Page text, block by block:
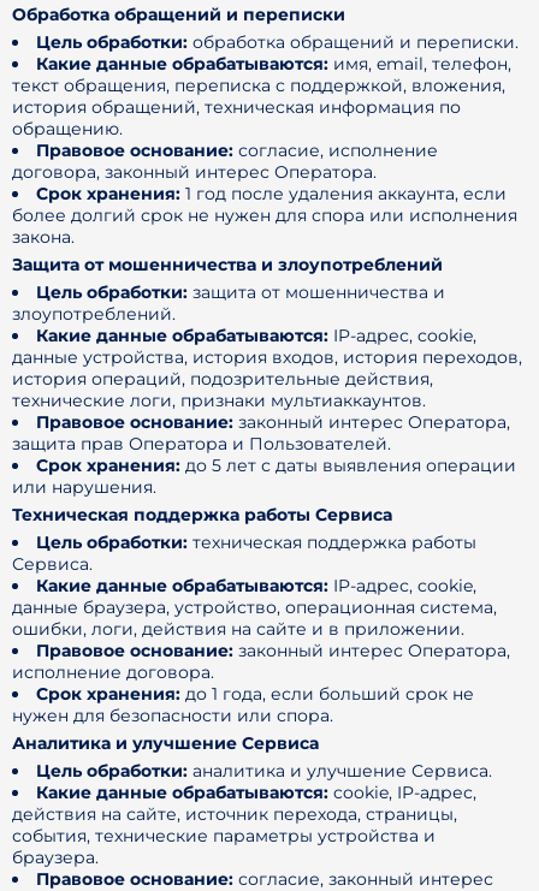
Обработка обращений и переписки
Цель обработки: обработка обращений и переписки.
Какие данные обрабатываются: имя, email, телефон,
текст обращения, переписка с поддержкой, вложения,
история обращений, техническая информация по
обращению.
Правовое основание: согласие, исполнение
договора, законный интерес Оператора.
Срок хранения: 1 год после удаления аккаунта, если
более долгий срок не нужен для спора или исполнения
закона.
Защита от мошенничества и злоупотреблений
Цель обработки: защита от мошенничества и
злоупотреблений.
Какие данные обрабатываются: IP-адрес, cookie,
данные устройства, история входов, история переходов,
история операций, подозрительные действия,
технические логи, признаки мультиаккаунтов.
Правовое основание: законный интерес Оператора,
защита прав Оператора и Пользователей.
Срок хранения: до 5 лет с даты выявления операции
или нарушения.
Техническая поддержка работы Сервиса
Цель обработки: техническая поддержка работы
Сервиса.
Какие данные обрабатываются: IP-адрес, cookie,
данные браузера, устройство, операционная система,
ошибки, логи, действия на сайте и в приложении.
Правовое основание: законный интерес Оператора,
исполнение договора.
Срок хранения: до 1 года, если больший срок не
нужен для безопасности или спора.
Аналитика и улучшение Сервиса
Цель обработки: аналитика и улучшение Сервиса.
Какие данные обрабатываются: cookie, IP-адрес,
действия на сайте, источник перехода, страницы,
события, технические параметры устройства и
браузера.
Правовое основание: согласие, законный интерес